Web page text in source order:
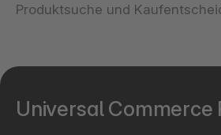
Produktsuche und
Universal Commerce